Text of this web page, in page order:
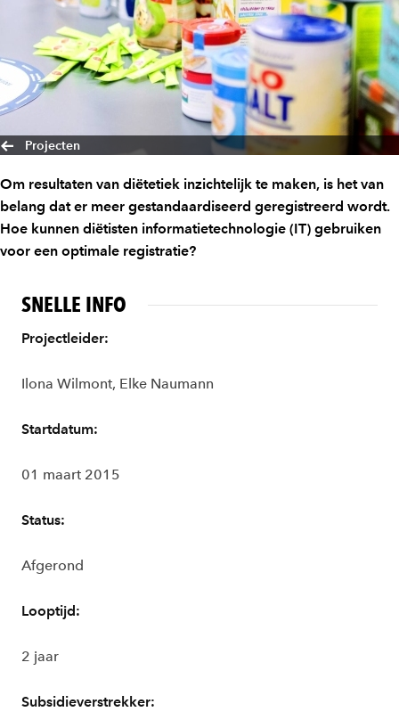
Projecten
Om resultaten van diëtetiek inzichtelijk te maken, is het van
belang dat er meer gestandaardiseerd geregistreerd wordt.
Hoe kunnen diëtisten informatietechnologie (IT) gebruiken
voor een optimale registratie?
SNELLE INFO
Projectleider:
Ilona Wilmont, Elke Naumann
Startdatum:
01 maart 2015
Status:
Afgerond
Looptijd:
2 jaar
Subsidieverstrekker: